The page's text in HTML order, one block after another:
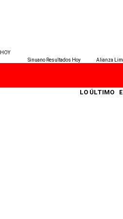
HOY
Sinuano Resultados Hoy
Alianza
LO ÚLTIMO